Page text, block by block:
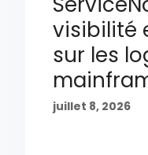
visibilité
sur les
juillet 8, 2026